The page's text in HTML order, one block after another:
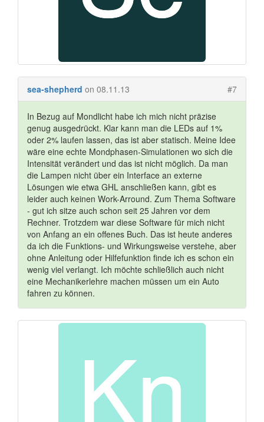
sea-shepherd on 08.11.13 #7
In Bezug auf Mondlicht habe ich mich nicht präzise
genug ausgedrückt. Klar kann man die LEDs auf 1%
oder 2% laufen lassen, das ist aber statisch. Meine Idee
wäre eine echte Mondphasen-Simulationen wo sich die
Intensität verändert und das ist nicht möglich. Da man
die Lampen nicht über ein Interface an externe
Lösungen wie etwa GHL anschließen kann, gibt es
leider auch keinen Work-Arround. Zum Thema Software
- gut ich sitze auch schon seit 25 Jahren vor dem
Rechner. Trotzdem war diese Software für mich nicht
von Anfang an ein offenes Buch. Das ist heute anderes
da ich die Funktions- und Wirkungsweise verstehe, aber
ohne Anleitung oder Hilfefunktion finde ich es schon ein
wenig viel verlangt. Ich möchte schließlich auch nicht
eine Mechanikerlehre machen müssen um ein Auto
fahren zu können.